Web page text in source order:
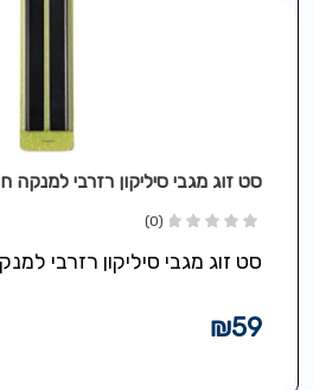
סט זוג מגבי סיליקון רזרבי למנקה
(0)
סט זוג מגבי סיליקון רזרבי
₪59